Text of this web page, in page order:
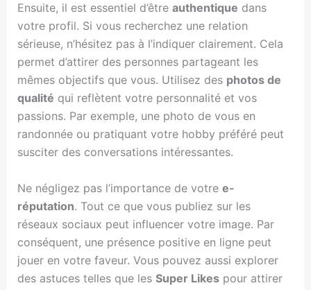
Ensuite, il est essentiel d’être authentique dans
votre profil. Si vous recherchez une relation
sérieuse, n’hésitez pas à l’indiquer clairement. Cela
permet d’attirer des personnes partageant les
mêmes objectifs que vous. Utilisez des photos de
qualité qui reflètent votre personnalité et vos
passions. Par exemple, une photo de vous en
randonnée ou pratiquant votre hobby préféré peut
susciter des conversations intéressantes.
Ne négligez pas l’importance de votre e-
réputation. Tout ce que vous publiez sur les
réseaux sociaux peut influencer votre image. Par
conséquent, une présence positive en ligne peut
jouer en votre faveur. Vous pouvez aussi explorer
des astuces telles que les Super Likespour attirer